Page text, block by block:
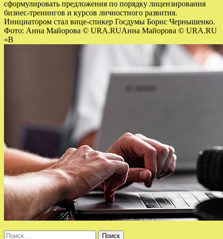
сформулировать предложения по порядку лицензирования
бизнес-тренингов и курсов личностного развития.
Инициатором стал вице-спикер Госдумы Борис Чернышенко.
Фото: Анна Майорова © URA.RUАнна Майорова © URA.RU
«В
Найти: